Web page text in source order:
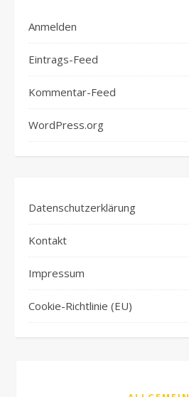
Anmelden
Eintrags-Feed
Kommentar-Feed
WordPress.org
Datenschutzerklärung
Kontakt
Impressum
Cookie-Richtlinie (EU)